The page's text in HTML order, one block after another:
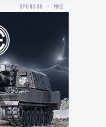
SPONSOR · MKE